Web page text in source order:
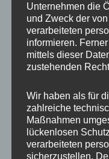
NEWS
Your email:
Unternehmen die
und Zweck der
verarbeiteten
informieren.
mittels dieser
zustehenden
Wir haben als für
zahlreiche
Maßnahmen
lückenlosen
verarbeiteten
sicherzustellen.